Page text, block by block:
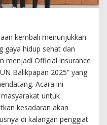
kembali menunjukkan
gaya hidup sehat dan
menjadi Official insurance
Balikpapan 2025” yang
Acara ini
untuk
kesadaran akan
di kalangan penggiat